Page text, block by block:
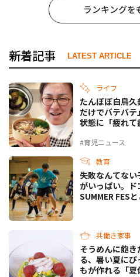
ランキングを
新着記事 LATEST ARTICLE
ライフ
#育児ニュース
たんぽぽ白鳥
だけでバテバ
状態に「疲れて
教育
失敗なんてない
がいっぱい。
SUMMER FES
共働き家事
そうめんに飽
る、暑い夏に
もが作れる「